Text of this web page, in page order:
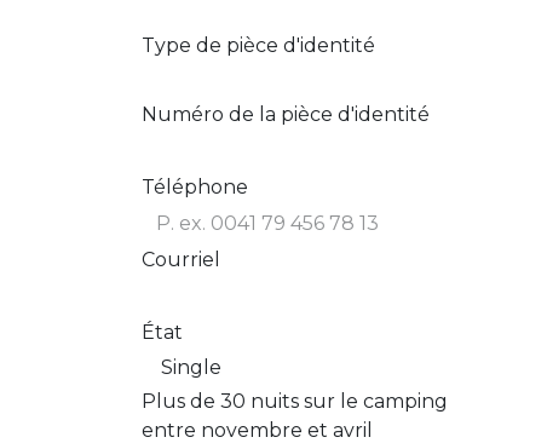
Type de pièce d'identité
Numéro de la pièce d'identité
Téléphone
Courriel
État
Plus de 30 nuits sur le camping
entre novembre et avril